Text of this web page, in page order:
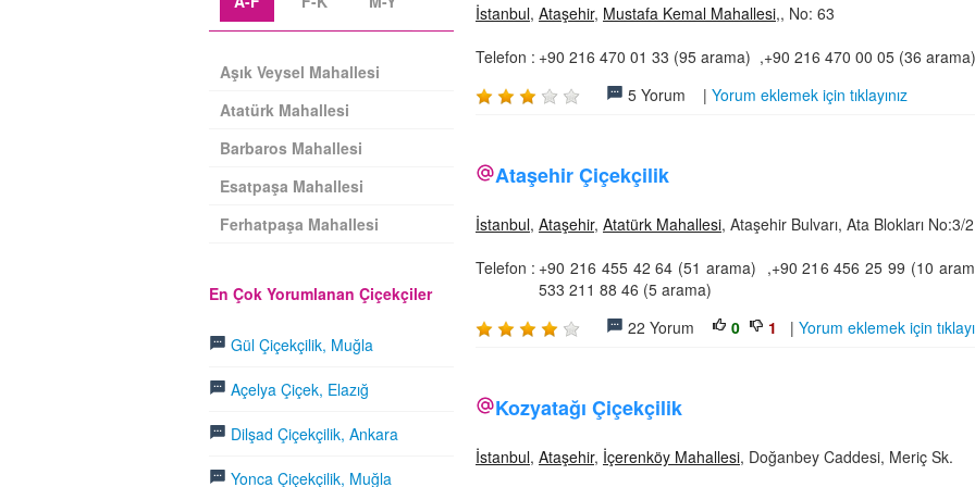
İstanbul, Ataşehir, Mustafa Kemal Mahallesi,, No: 63
Telefon : +90 216 470 01 33 (95 arama) ,+90 216 470 00 05 (36 arama)
5 Yorum | Yorum eklemek için tıklayınız
Ataşehir Çiçekçilik
İstanbul, Ataşehir, Atatürk Mahallesi, Ataşehir Bulvarı, Ata Blokları No:3/2
Telefon : +90 216 455 42 64 (51 arama) ,+90 216 456 25 99 (10
533 211 88 46 (5 arama)
22 Yorum
0 1 | Yorum eklemek için
Kozyatağı Çiçekçilik
İstanbul, Ataşehir, İçerenköy Mahallesi, Doğanbey Caddesi, Meriç Sk.
Aşık Veysel Mahallesi
Atatürk Mahallesi
Barbaros Mahallesi
Esatpaşa Mahallesi
Ferhatpaşa Mahallesi
En Çok Yorumlanan Çiçekçiler
Gül Çiçekçilik, Muğla
Açelya Çiçek, Elazığ
Dilşad Çiçekçilik, Ankara
Yonca Çiçekçilik, Muğla